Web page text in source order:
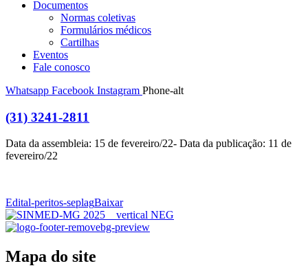
Documentos
Normas coletivas
Formulários médicos
Cartilhas
Eventos
Fale conosco
Whatsapp Facebook Instagram Phone-alt
(31) 3241-2811
Data da assembleia: 15 de fevereiro/22- Data da publicação: 11 de
fevereiro/22
Edital-peritos-seplagBaixar
Mapa do site